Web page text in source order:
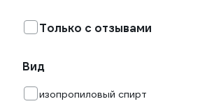
Только с отзывами
Вид
изопропиловый спирт